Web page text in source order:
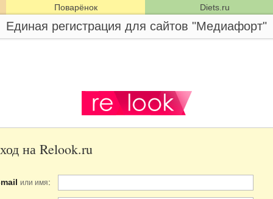
Поварёнок Diets.ru
Единая регистрация для сайтов "Медиафорт"
на Relook.ru
или имя: